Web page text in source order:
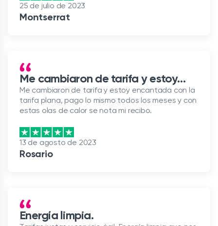
25 de julio de 2023
Montserrat
Me cambiaron de tarifa y estoy…
Me cambiaron de tarifa y estoy encantada con la
tarifa plana, pago lo mismo todos los meses y con
estas olas de calor se nota mi recibo.
13 de agosto de 2023
Rosario
Energía limpia.